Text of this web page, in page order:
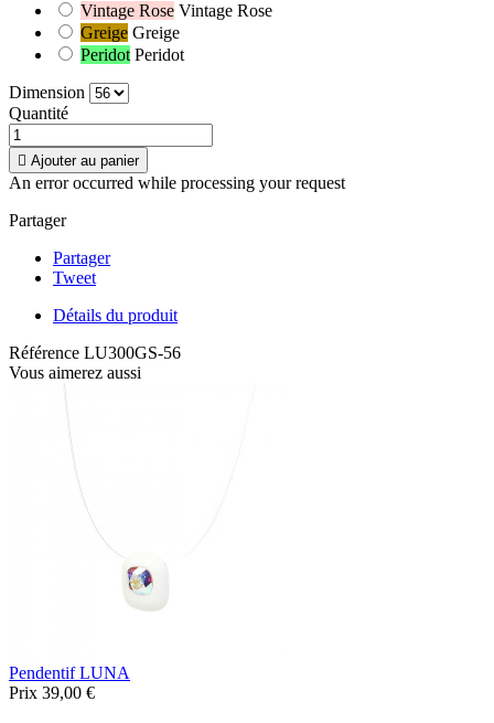
Vintage Rose Vintage Rose
Greige Greige
Peridot Peridot
Dimension
Quantité
 Ajouter au panier
An error occurred while processing your request
Partager
Partager
Tweet
Détails du produit
Référence LU300GS-56
Vous aimerez aussi
Pendentif LUNA
Prix 39,00 €